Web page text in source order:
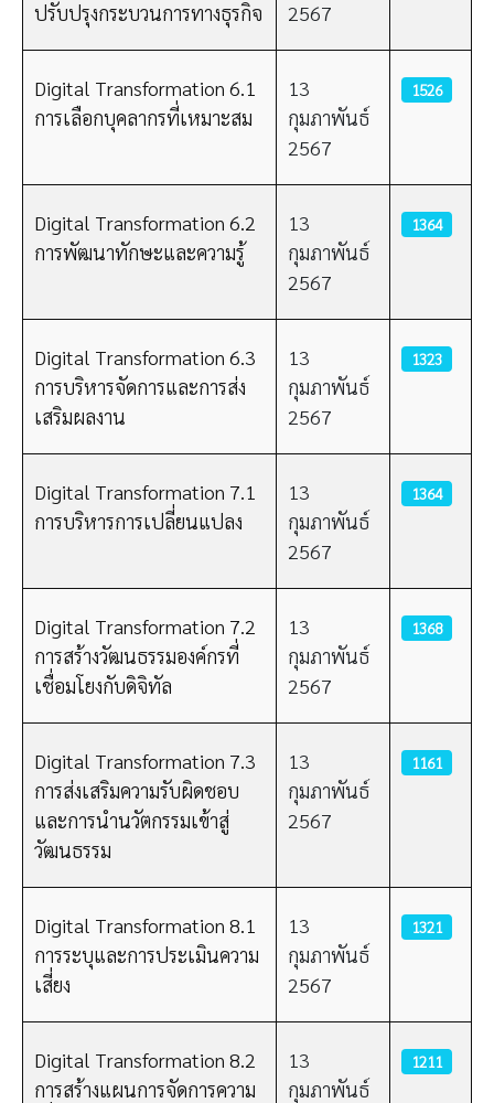
ปรับปรุงกระบวนการทางธุรกิจ 2567
Digital Transformation 6.1
การเลือกบุคลากรที่เหมาะสม
13
กุมภาพันธ์
2567
1526
Digital Transformation 6.2
การพัฒนาทักษะและความรู้
13
กุมภาพันธ์
2567
1364
Digital Transformation 6.3
การบริหารจัดการและการส่ง
เสริมผลงาน
13
กุมภาพันธ์
2567
1323
Digital Transformation 7.1
การบริหารการเปลี่ยนแปลง
13
กุมภาพันธ์
2567
1364
Digital Transformation 7.2
การสร้างวัฒนธรรมองค์กรที่
เชื่อมโยงกับดิจิทัล
13
กุมภาพันธ์
2567
1368
Digital Transformation 7.3
การส่งเสริมความรับผิดชอบ
และการนำนวัตกรรมเข้าสู่
วัฒนธรรม
13
กุมภาพันธ์
2567
1161
Digital Transformation 8.1
การระบุและการประเมินความ
เสี่ยง
13
กุมภาพันธ์
2567
1321
Digital Transformation 8.2
การสร้างแผนการจัดการความ
13
กุมภาพันธ์
1211